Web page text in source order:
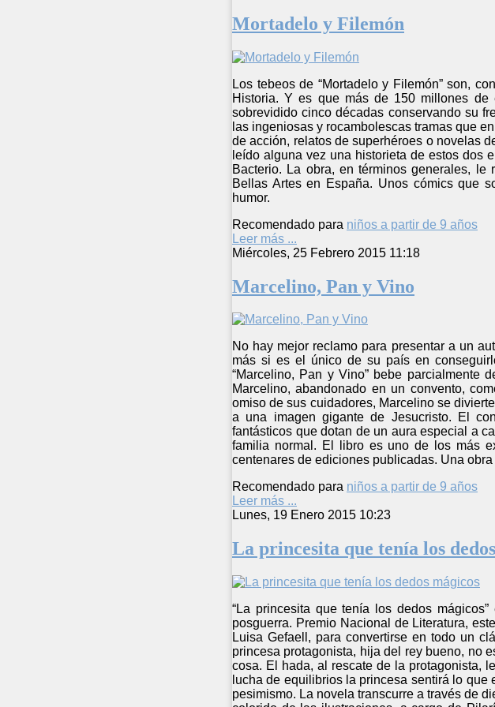
Mortadelo y Filemón
Los tebeos de “Mortadelo y Filemón” son,
Historia. Y es que más de 150 millones
sobrevidido cinco décadas conservando su
las ingeniosas y rocambolescas tramas que
de acción, relatos de superhéroes o novelas
leído alguna vez una historieta de estos dos
Bacterio. La obra, en términos generales,
Bellas Artes en España. Unos cómics que
humor.
Recomendado para niños a partir de 9 años
Leer más ...
Miércoles, 25 Febrero 2015 11:18
Marcelino, Pan y Vino
No hay mejor reclamo para presentar a un
más si es el único de su país en
“Marcelino, Pan y Vino” bebe
Marcelino, abandonado en un convento,
omiso de sus cuidadores, Marcelino se
a una imagen gigante de Jesucristo. El
fantásticos que dotan de un aura especial a
familia normal. El libro es uno de los más
centenares de ediciones publicadas. Una
Recomendado para niños a partir de 9 años
Leer más ...
Lunes, 19 Enero 2015 10:23
La princesita que tenía los
“La princesita que tenía los dedos
posguerra. Premio Nacional de Literatura,
Luisa Gefaell, para convertirse en todo un
princesa protagonista, hija del rey bueno, no
cosa. El hada, al rescate de la protagonista,
lucha de equilibrios la princesa sentirá lo
pesimismo. La novela transcurre a través de